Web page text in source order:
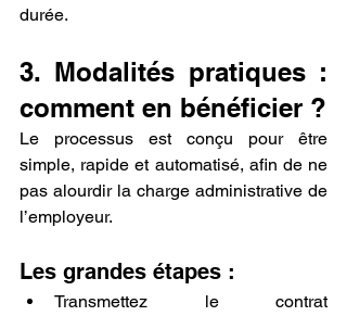
durée.
3. Modalités pratiques :
comment en bénéficier ?
Le processus est conçu pour être
simple, rapide et automatisé, afin de ne
pas alourdir la charge administrative de
l’employeur.
Les grandes étapes :
Transmettez le contrat